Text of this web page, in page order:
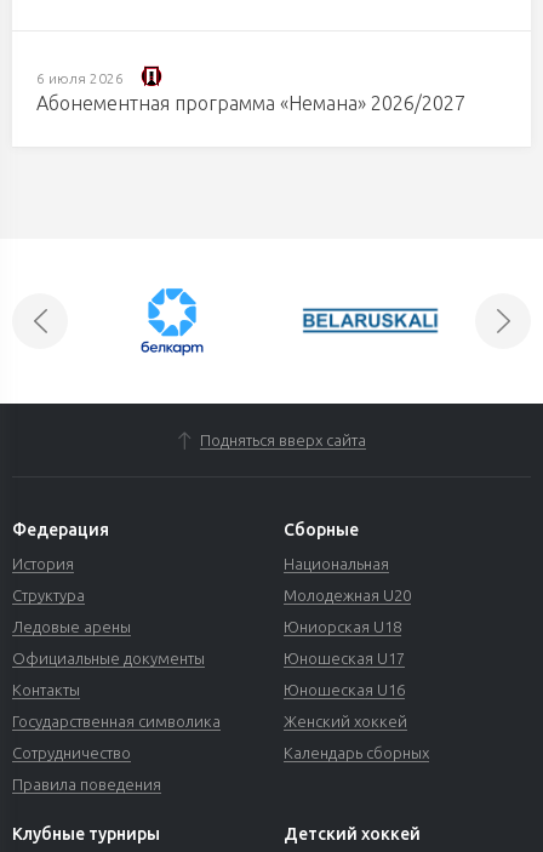
6 июля 2026
Абонементная программа «Немана» 2026/2027
Подняться вверх сайта
Федерация
История
Структура
Ледовые арены
Официальные документы
Контакты
Государственная символика
Сотрудничество
Правила поведения
Сборные
Национальная
Молодежная U20
Юниорская U18
Юношеская U17
Юношеская U16
Женский хоккей
Календарь сборных
Клубные турниры Детский хоккей